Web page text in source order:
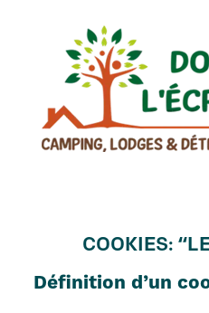
COOKIES:
Définition d’un